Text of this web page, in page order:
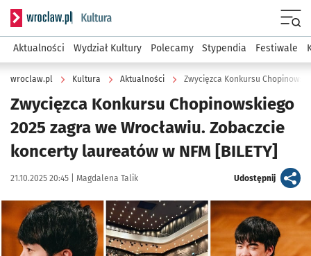
Serwis informacyjny wroclaw.pl podserwis: Kultura
Aktualności Wydział Kultury Polecamy Stypendia Festiwale
wroclaw.pl Kultura Aktualności
Zwycięzca Konkursu Chopinowskiego
2025 zagra we Wrocławiu. Zobaczcie
koncerty laureatów w NFM [BILETY]
Data publikacji:
21.10.2025 20:45 | Autor:
Magdalena Talik Udostępnijartykuł
Kliknij, aby powiększyć